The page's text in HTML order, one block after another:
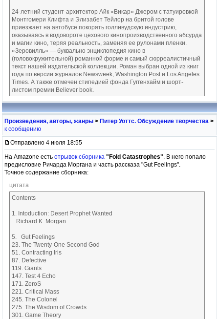
24-летний студент-архитектор Айк «Викар» Джером с татуировкой
Монтгомери Клифта и Элизабет Тейлор на бритой голове
приезжает на автобусе покорять голливудскую индустрию,
оказываясь в водовороте цехового кинопроизводственного абсурда
и магии кино, теряя реальность, заменяя ее рулонами пленки.
«Зеровилль» — буквально энциклопедия кино в
(головокружительной) романной форме и самый сюрреалистичный
текст нашей издательской коллекции. Роман выбран одной из книг
года по версии журналов Newsweek, Washington Post и Los Angeles
Times. А также отмечен стипедией фонда Гуггенхайм и шорт-
листом премии Believer book.
Произведения, авторы, жанры > Питер Уоттс. Обсуждение творчества >
к сообщению
Отправлено 4 июля 18:55
На Amazone есть отрывок сборника "Fold Catastrophes". В него попало
предисловие Ричарда Моргана и часть рассказа "Gut Feelings".
Точное содержание сборника:
цитата
Contents
1. Intoduction: Desert Prophet Wanted
Richard K. Morgan
5. Gut Feelings
23. The Twenty-One Second God
51. Contracting Iris
87. Defective
119. Giants
147. Test 4 Echo
171. ZeroS
221. Critical Mass
245. The Colonel
275. The Wisdom of Crowds
301. Game Theory